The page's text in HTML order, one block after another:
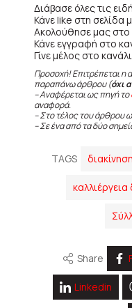
Διάβασε όλες τις
Κάνε like στη σελίδα
Ακολούθησε μας στο
Κάνε εγγραφή στο
Γίνε μέλος στο
Προσοχή! Επιτρέπεται η
παραπάνω άρθρου (όχι
– Αναφέρεται ως πηγή το
αναφορά.
– Στο τέλος του άρθρου
– Σε ένα από τα δύο
TAGS
Share
Linkedin